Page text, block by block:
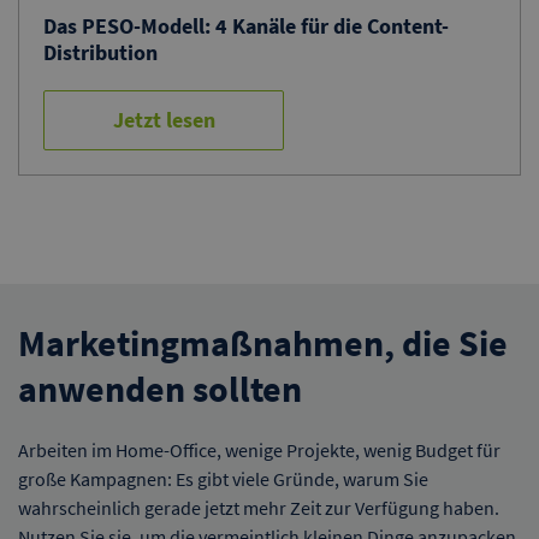
Das PESO-Modell: 4 Kanäle für die Content-
Distribution
Jetzt lesen
Marketingmaßnahmen, die Sie
anwenden sollten
Arbeiten im Home-Office, wenige Projekte, wenig Budget für
große Kampagnen: Es gibt viele Gründe, warum Sie
wahrscheinlich gerade jetzt mehr Zeit zur Verfügung haben.